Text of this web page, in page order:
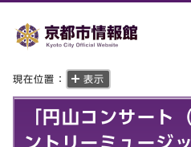
現在位置： 表示
「円山コンサート
ントリーミュージ